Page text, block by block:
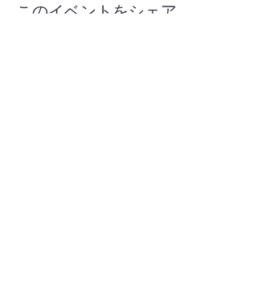
このイベントをシェア